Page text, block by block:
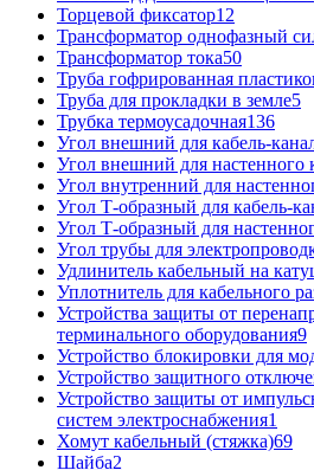
Торцевой фиксатор12
Трансформатор однофазный
Трансформатор тока50
Труба гофрированная
Труба для прокладки в земле5
Трубка термоусадочная136
Угол внешний для кабель-
Угол внешний для настенного
Угол внутренний для
Угол Т-образный для кабель-
Угол Т-образный для
Угол трубы для
Удлинитель кабельный на
Уплотнитель для кабельного
Устройства защиты от
терминального оборудования9
Устройство блокировки для
Устройство защитного
Устройство защиты от
систем электроснабжения1
Хомут кабельный (стяжка)69
Шайба2